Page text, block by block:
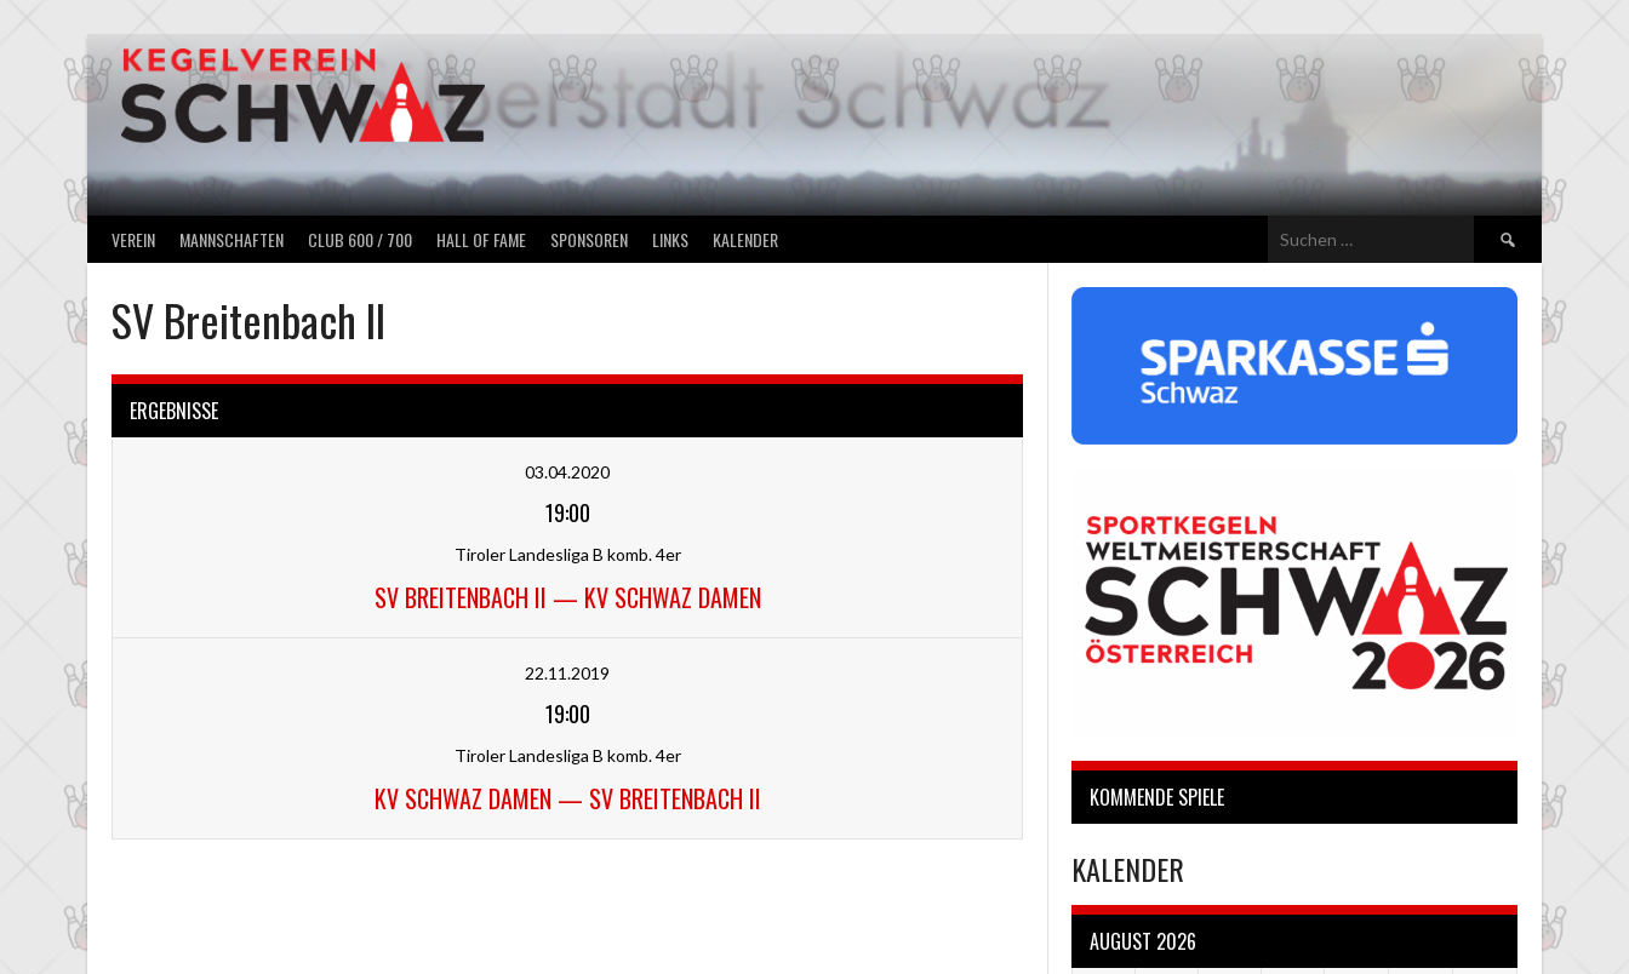
VEREIN MANNSCHAFTEN CLUB 600 / 700 HALL OF FAME SPONSOREN LINKS KALENDER
Suchen
nach:
SV Breitenbach II
ERGEBNISSE
03.04.2020
19:00
Tiroler Landesliga B komb. 4er
SV BREITENBACH II — KV SCHWAZ DAMEN
22.11.2019
19:00
Tiroler Landesliga B komb. 4er
KV SCHWAZ DAMEN — SV BREITENBACH II KOMMENDE SPIELE
KALENDER
AUGUST 2026